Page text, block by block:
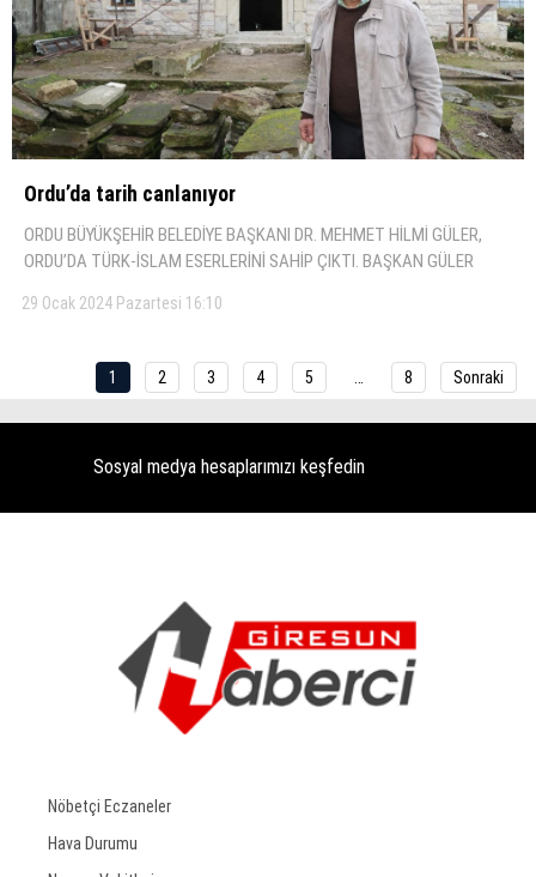
Ordu’da tarih canlanıyor
ORDU BÜYÜKŞEHİR BELEDİYE BAŞKANI DR. MEHMET HİLMİ GÜLER,
ORDU’DA TÜRK-İSLAM ESERLERİNİ SAHİP ÇIKTI. BAŞKAN GÜLER
29 Ocak 2024 Pazartesi 16:10
1 2 3 4 5 8 Sonraki
Sosyal medya hesaplarımızı keşfedin
Nöbetçi Eczaneler
Hava Durumu